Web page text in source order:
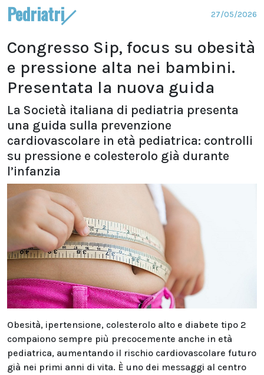
Pedriatri 27/05/2026
Congresso Sip, focus su obesità
e pressione alta nei bambini.
Presentata la nuova guida
La Società italiana di pediatria presenta
una guida sulla prevenzione
cardiovascolare in età pediatrica: controlli
su pressione e colesterolo già durante
l’infanzia
Obesità, ipertensione, colesterolo alto e diabete tipo 2
compaiono sempre più precocemente anche in età
pediatrica, aumentando il rischio cardiovascolare futuro
già nei primi anni di vita. È uno dei messaggi al centro